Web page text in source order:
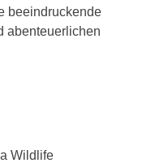
beeindruckende
abenteuerlichen
Wildlife